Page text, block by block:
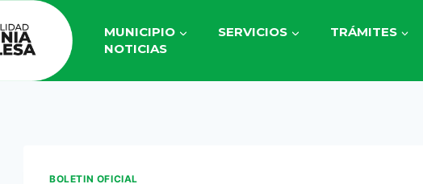
MUNICIPIO SERVICIOS TRÁMITES
NOTICIAS
BOLETIN OFICIAL